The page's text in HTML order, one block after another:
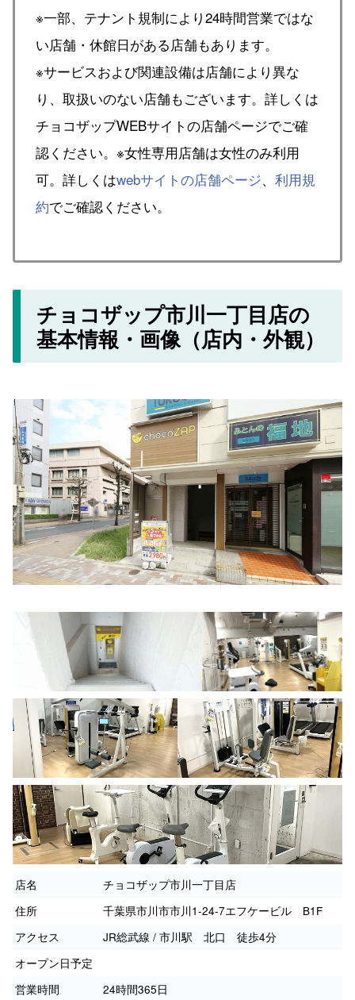
※一部、テナント規制により24時間営業ではな
い店舗・休館日がある店舗もあります。
※サービスおよび関連設備は店舗により異な
り、取扱いのない店舗もございます。詳しくは
チョコザップWEBサイトの店舗ページでご確
認ください。※女性専用店舗は女性のみ利用
可。詳しくはwebサイトの店舗ページ、 利用規
約でご確認ください。
チョコザップ市川一丁目店の
基本情報・画像（店内・外観）
店名
チョコザップ市川一丁目店
住所
千葉県市川市市川1-24-7エフケービル B1F
アクセス
JR総武線 / 市川駅 北口 徒歩4分
オープン日予定
営業時間
24時間365日